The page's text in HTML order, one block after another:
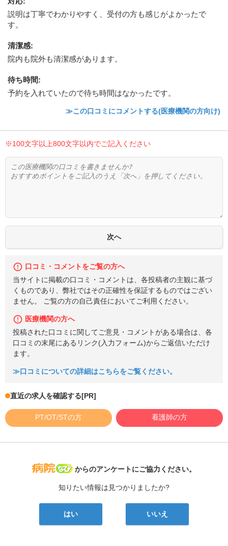
説明は丁寧でわかりやすく、受付の方も感じがよかったで
す。
清潔感:
院内も院外も清潔感があります。
待ち時間:
予約を入れていたので待ち時間はなかったです。
≫この口コミにコメントする(医療機関の方向け)
※100文字以上800文字以内でご記入ください
口コミ・コメントをご覧の方へ
当サイトに掲載の口コミ・コメントは、各投稿者の主観に基づ
くものであり、弊社ではその正確性を保証するものではござい
ません。 ご覧の方の自己責任においてご利用ください。
医療機関の方へ
投稿された口コミに関してご意見・コメントがある場合は、各
口コミの末尾にあるリンク(入力フォーム)からご返信いただけ
ます。
≫口コミについての詳細はこちらをご覧ください。
直近の求人を確認する[PR]
PT/OT/STの方 看護師の方
病院なび
からのアンケートにご協力ください。
知りたい情報は見つかりましたか?
はい いいえ